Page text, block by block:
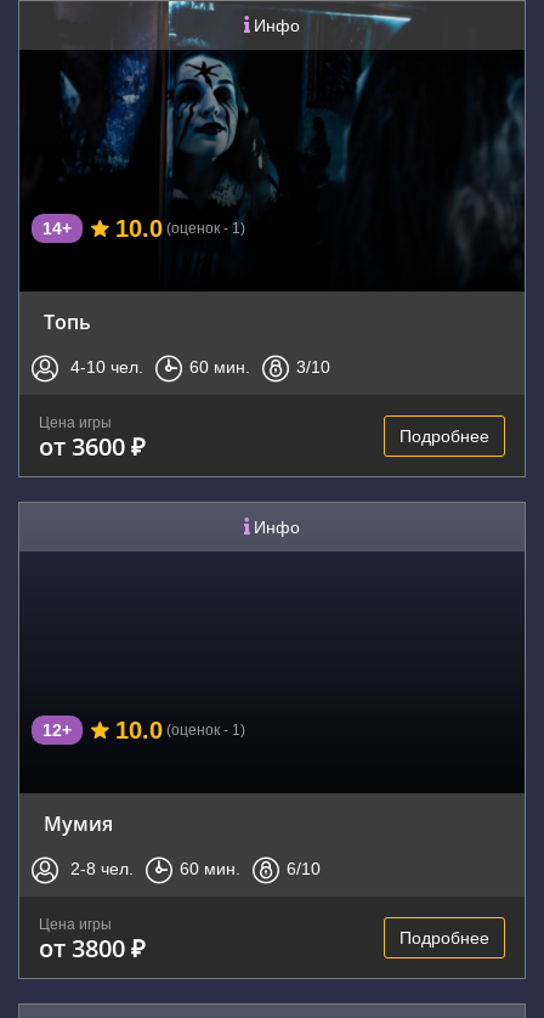
Инфо
14+ 10.0 (оценок - 1)
Топь
4-10 чел. 60 мин. 3/10
Цена игры
от 3600 ₽ Подробнее
Инфо
12+ 10.0 (оценок - 1)
Мумия
2-8 чел. 60 мин. 6/10
Цена игры
от 3800 ₽ Подробнее